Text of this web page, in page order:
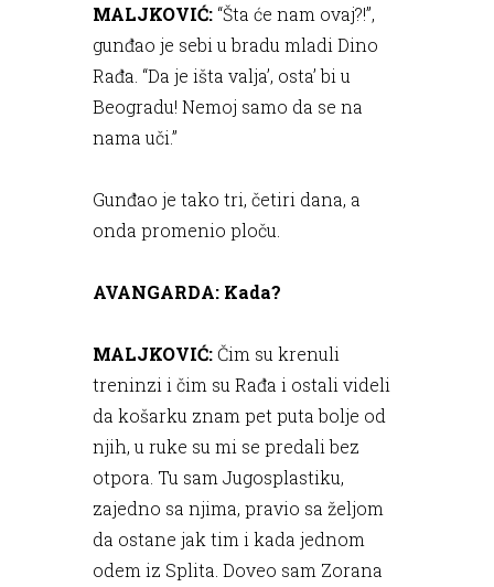
MALJKOVIĆ: “Šta će nam ovaj?!”,
gunđao je sebi u bradu mladi Dino
Rađa. “Da je išta valja’, osta’ bi u
Beogradu! Nemoj samo da se na
nama uči.”
Gunđao je tako tri, četiri dana, a
onda promenio ploču.
AVANGARDA: Kada?
MALJKOVIĆ:Čim su krenuli
treninzi i čim su Rađa i ostali videli
da košarku znam pet puta bolje od
njih, u ruke su mi se predali bez
otpora. Tu sam Jugosplastiku,
zajedno sa njima, pravio sa željom
da ostane jak tim i kada jednom
odem iz Splita. Doveo sam Zorana